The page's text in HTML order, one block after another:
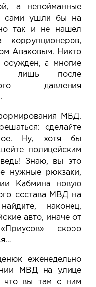
а непойманные
сами ушли бы на
так и не нашел
коррупционеров,
Аваковым. Никто
а многие
лишь после
давления
МВД.
сделайте
Ну, хотя бы
полицейским
Знаю, вы это
нужные рюкзаки,
Кабмина новую
состава МВД на
наконец,
авто, иначе от
скоро
еженедельно
МВД на улице
что вы там с ним